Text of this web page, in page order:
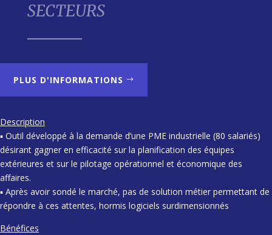
SECTEURS
PLUS D'INFORMATIONS
Description
▪ Outil développé à la demande d’une PME industrielle (80 salariés)
désirant gagner en efficacité sur la planification des équipes
extérieures et sur le pilotage opérationnel et économique des
affaires.
▪ Après avoir sondé le marché, pas de solution métier permettant de
répondre à ces attentes, hormis logiciels surdimensionnés
Bénéfices